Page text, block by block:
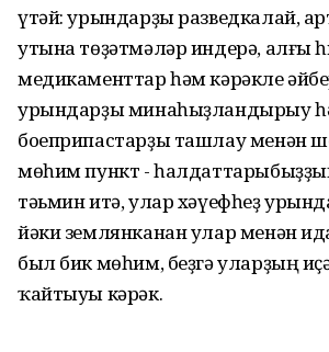
үтәй: урындарҙы разведкалай,
утына төҙәтмәләр индерә, алғы
медикаменттар һәм кәрәкле
урындарҙы минаһыҙландырыу
боеприпастарҙы ташлау менән
мөһим пункт -
тәьмин итә, улар хәүефһеҙ
йәки землянканан улар менән
был бик мөһим, беҙгә уларҙың
ҡайтыуы кәрәк.